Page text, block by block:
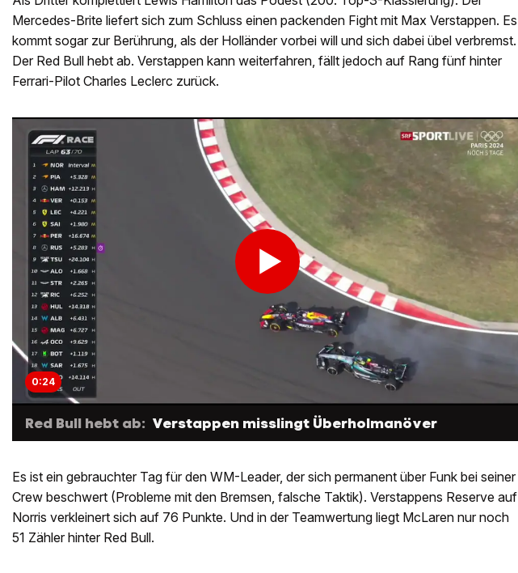
Mercedes-Brite liefert sich zum Schluss einen packenden Fight mit Max Verstappen. Es
kommt sogar zur Berührung, als der Holländer vorbei will und sich dabei übel verbremst.
Der Red Bull hebt ab. Verstappen kann weiterfahren, fällt jedoch auf Rang fünf hinter
Ferrari-Pilot Charles Leclerc zurück.
0:24
Red Bull hebt ab: Verstappen misslingt Überholmanöver
Es ist ein gebrauchter Tag für den WM-Leader, der sich permanent über Funk bei seiner
Crew beschwert (Probleme mit den Bremsen, falsche Taktik). Verstappens Reserve auf
Norris verkleinert sich auf 76 Punkte. Und in der Teamwertung liegt McLaren nur noch
51 Zähler hinter Red Bull.